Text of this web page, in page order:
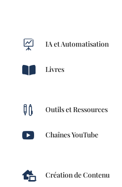
 IA et Automatisation
 Livres
 Outils et Ressources
 Chaînes YouTube
 Création de Contenu